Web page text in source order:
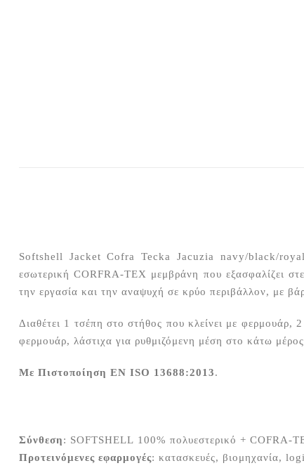
Softshell Jacket Cofra Tecka Jacuzia navy/black/royal,
εσωτερική CORFRA-TEX μεμβράνη που εξασφαλίζει
την εργασία και την αναψυχή σε κρύο περιβάλλον, με
Διαθέτει 1 τσέπη στο στήθος που κλείνει με
φερμουάρ, λάστιχα για ρυθμιζόμενη μέση στο κάτω
Με Πιστοποίηση EN ISO 13688:2013.
Σύνθεση: SOFTSHELL 100% πολυεστερικό + COFRA-
Προτεινόμενες εφαρμογές: κατασκευές, βιομηχανία,